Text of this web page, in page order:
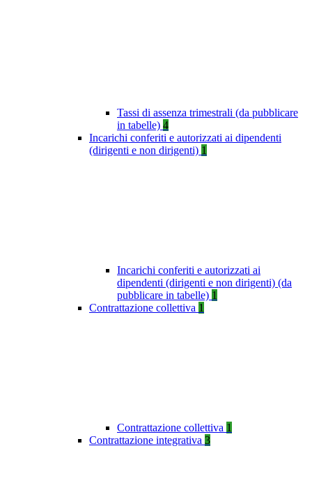
Tassi di assenza trimestrali (da pubblicare
in tabelle) 4
Incarichi conferiti e autorizzati ai dipendenti
(dirigenti e non dirigenti) 1
Incarichi conferiti e autorizzati ai
dipendenti (dirigenti e non dirigenti) (da
pubblicare in tabelle) 1
Contrattazione collettiva 1
Contrattazione collettiva 1
Contrattazione integrativa 3